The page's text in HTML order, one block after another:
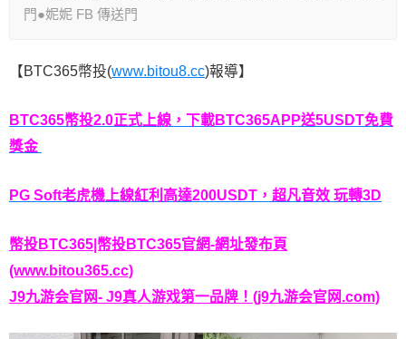
門●妮妮 FB 傳送門
【BTC365幣投(www.bitou8.cc)報導】
BTC365幣投2.0正式上線，下載BTC365APP送5USDT免費
獎金
PG Soft老虎機上線紅利高達200USDT，超凡音效 玩轉3D
幣投BTC365|幣投BTC365官網-網址發布頁
(www.bitou365.cc)
J9九游会官网- J9真人游戏第一品牌！(j9九游会官网.com)